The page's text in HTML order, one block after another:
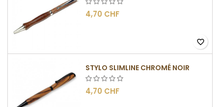
4,70 CHF
favorite_border
STYLO SLIMLINE CHROMÉ NOIR
4,70 CHF